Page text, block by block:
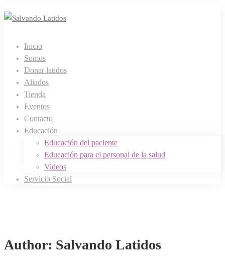
Inicio
Somos
Donar latidos
Aliados
Tienda
Eventos
Contacto
Educación
Educación del paciente
Educación para el personal de la salud
Videos
Servicio Social
Author: Salvando Latidos